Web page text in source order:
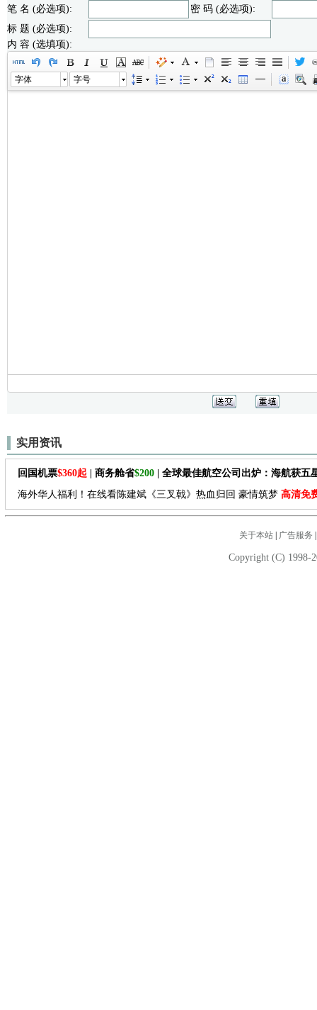
笔 名 (必选项):
密 码 (必选项):
标 题 (必选项):
内 容 (选填项):
字体 字号
实用资讯
回国机票$360起 | 商务舱省$200 | 全球最佳航空公司出炉：海航获五
海外华人福利！在线看陈建斌《三叉戟》热血归回 豪情筑梦 高清免
关于本站| 广告服务
Copyright (C) 1998-